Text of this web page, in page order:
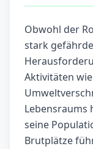
Obwohl der
stark
Aktivitäten
Lebensraums
seine
Brutplätze